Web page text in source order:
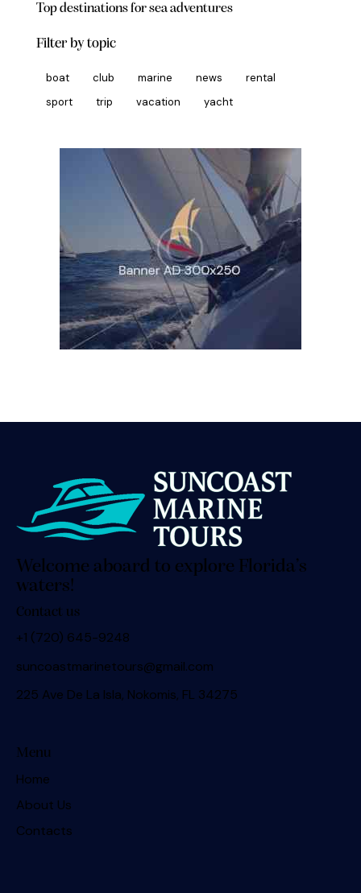
Top destinations for sea adventures
Filter by topic
boat club marine news
rental
sport
trip vacation yacht
Welcome aboard to explore Florida’s
waters!
Contact us
+1 (720) 645-9248
suncoastmarinetours@gmail.com
225 Ave De La Isla, Nokomis, FL 34275
Menu
Home
About Us
Contacts